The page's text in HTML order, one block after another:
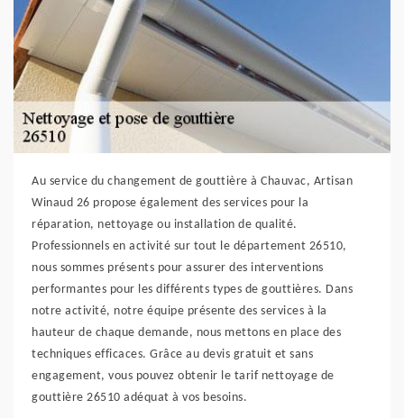
Au service du changement de gouttière à Chauvac, Artisan
Winaud 26 propose également des services pour la
réparation, nettoyage ou installation de qualité.
Professionnels en activité sur tout le département 26510,
nous sommes présents pour assurer des interventions
performantes pour les différents types de gouttières. Dans
notre activité, notre équipe présente des services à la
hauteur de chaque demande, nous mettons en place des
techniques efficaces. Grâce au devis gratuit et sans
engagement, vous pouvez obtenir le tarif nettoyage de
gouttière 26510 adéquat à vos besoins.